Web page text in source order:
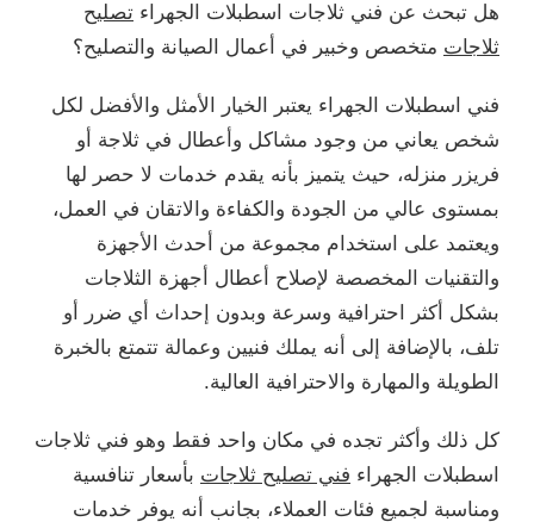
هل تبحث عن فني ثلاجات اسطبلات الجهراء تصليح
ثلاجات متخصص وخبير في أعمال الصيانة والتصليح؟
فني اسطبلات الجهراء يعتبر الخيار الأمثل والأفضل لكل
شخص يعاني من وجود مشاكل وأعطال في ثلاجة أو
فريزر منزله، حيث يتميز بأنه يقدم خدمات لا حصر لها
بمستوى عالي من الجودة والكفاءة والاتقان في العمل،
ويعتمد على استخدام مجموعة من أحدث الأجهزة
والتقنيات المخصصة لإصلاح أعطال أجهزة الثلاجات
بشكل أكثر احترافية وسرعة وبدون إحداث أي ضرر أو
تلف، بالإضافة إلى أنه يملك فنيين وعمالة تتمتع بالخبرة
الطويلة والمهارة والاحترافية العالية.
كل ذلك وأكثر تجده في مكان واحد فقط وهو فني ثلاجات
اسطبلات الجهراء فني تصليح ثلاجات بأسعار تنافسية
ومناسبة لجميع فئات العملاء، بجانب أنه يوفر خدمات